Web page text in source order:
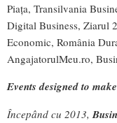
Piața, Transilvania
Digital Business, Ziarul
Economic, România
AngajatorulMeu.ro,
Events designed to
Începând cu 2013,